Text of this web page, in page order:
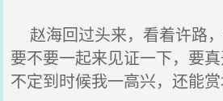
赵海回过头来，看着许路，
要不要一起来见证一下，要
不定到时候我一高兴，还能